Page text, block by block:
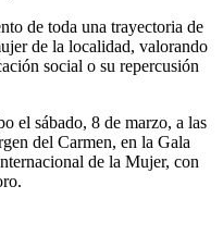
de toda una trayectoria de
de la localidad, valorando
social o su repercusión
el sábado, 8 de marzo, a las
del Carmen, en la Gala
de la Mujer, con